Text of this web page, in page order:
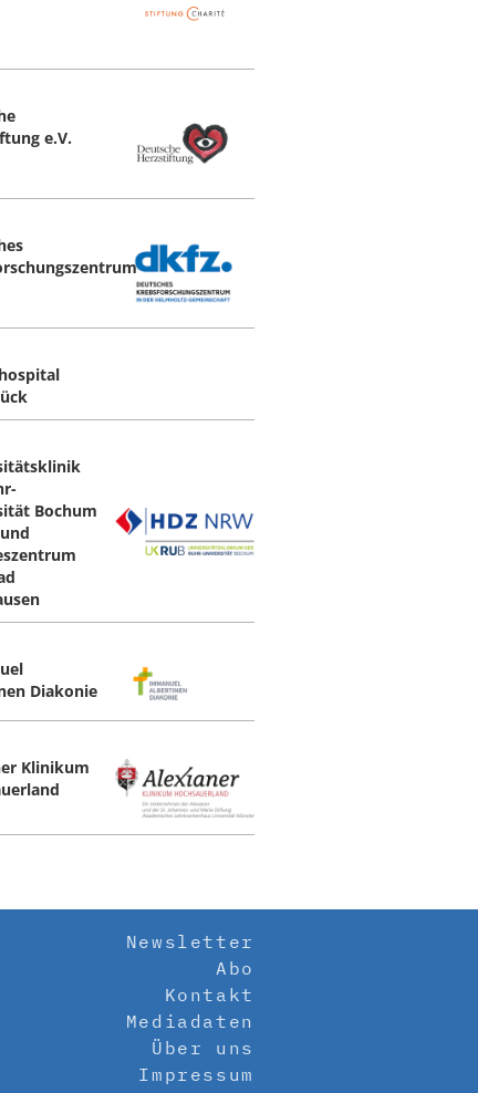
e.V.
Bochum
Diakonie
Klinikum
Newsletter
Abo
Kontakt
Mediadaten
Über uns
Impressum